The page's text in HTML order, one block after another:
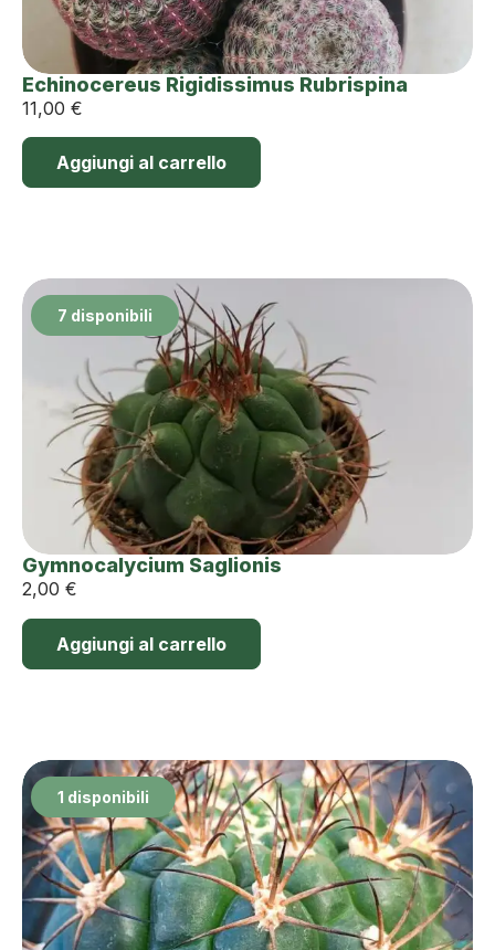
Echinocereus Rigidissimus Rubrispina
11,00 €
Aggiungi al carrello
7 disponibili
Gymnocalycium Saglionis
2,00 €
Aggiungi al carrello
1 disponibili